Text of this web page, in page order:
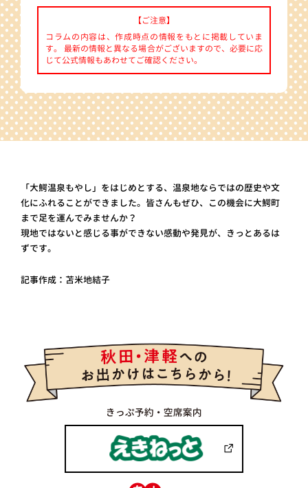
【ご注意】
コラムの内容は、作成時点の情報をもとに掲載していま
す。 最新の情報と異なる場合がございますので、必要に応
じて公式情報もあわせてご確認ください。
「大鰐温泉もやし」をはじめとする、温泉地ならではの歴史や文
化にふれることができました。皆さんもぜひ、この機会に大鰐町
まで足を運んでみませんか？
現地ではないと感じる事ができない感動や発見が、きっとあるは
ずです。
記事作成：苫米地結子